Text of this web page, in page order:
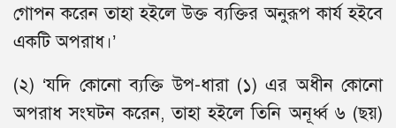
গোপন করেন তাহা হইলে উক্ত ব্যক্তির অনুরূপ কার্য হইবে
একটি অপরাধ।’
(২) ‘যদি কোনো ব্যক্তি উপ-ধারা (১) এর অধীন কোনো
অপরাধ সংঘটন করেন, তাহা হইলে তিনি অনূর্ধ্ব ৬ (ছয়)